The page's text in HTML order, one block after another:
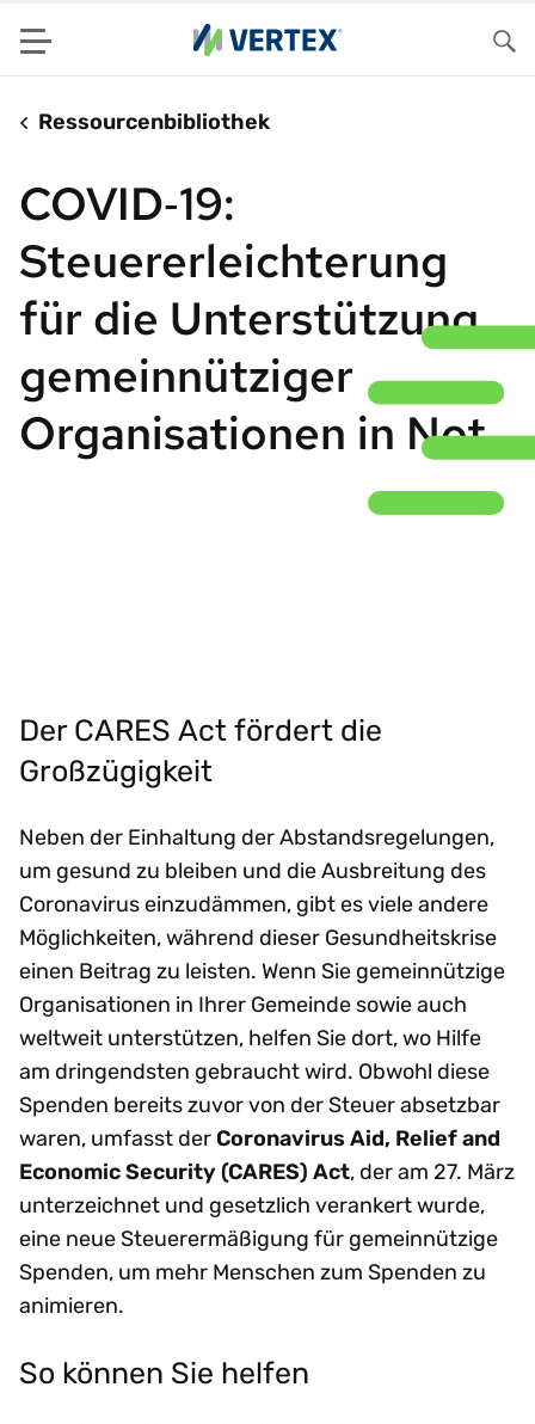
Menu
Ressourcenbibliothek
COVID‑19:
Steuererleichterung
für die Unterstützung
gemeinnütziger
Organisationen in Not
Der CARES Act fördert die
Großzügigkeit
Neben der Einhaltung der Abstandsregelungen,
um gesund zu bleiben und die Ausbreitung des
Coronavirus einzudämmen, gibt es viele andere
Möglichkeiten, während dieser Gesundheitskrise
einen Beitrag zu leisten. Wenn Sie gemeinnützige
Organisationen in Ihrer Gemeinde sowie auch
weltweit unterstützen, helfen Sie dort, wo Hilfe
am dringendsten gebraucht wird. Obwohl diese
Spenden bereits zuvor von der Steuer absetzbar
waren, umfasst der Coronavirus Aid, Relief and
Economic Security (CARES) Act, der am 27. März
unterzeichnet und gesetzlich verankert wurde,
eine neue Steuerermäßigung für gemeinnützige
Spenden, um mehr Menschen zum Spenden zu
animieren.
So können Sie helfen